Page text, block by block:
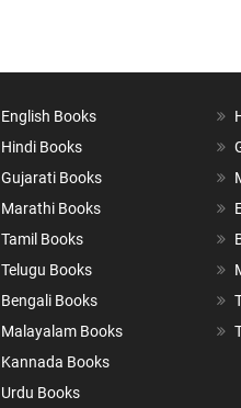
English Books
Hindi Books
Gujarati Books
Marathi Books
Tamil Books
Telugu Books
Bengali Books
Malayalam Books
Kannada Books
Urdu Books